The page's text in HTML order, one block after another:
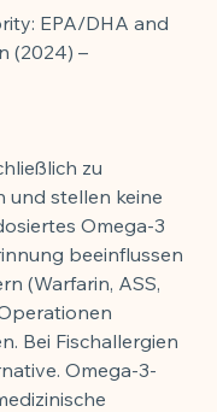
EPA/DHA and
(2024) –
zu
und stellen keine
Omega-3
beeinflussen
(Warfarin, ASS,
Bei Fischallergien
Omega-3-